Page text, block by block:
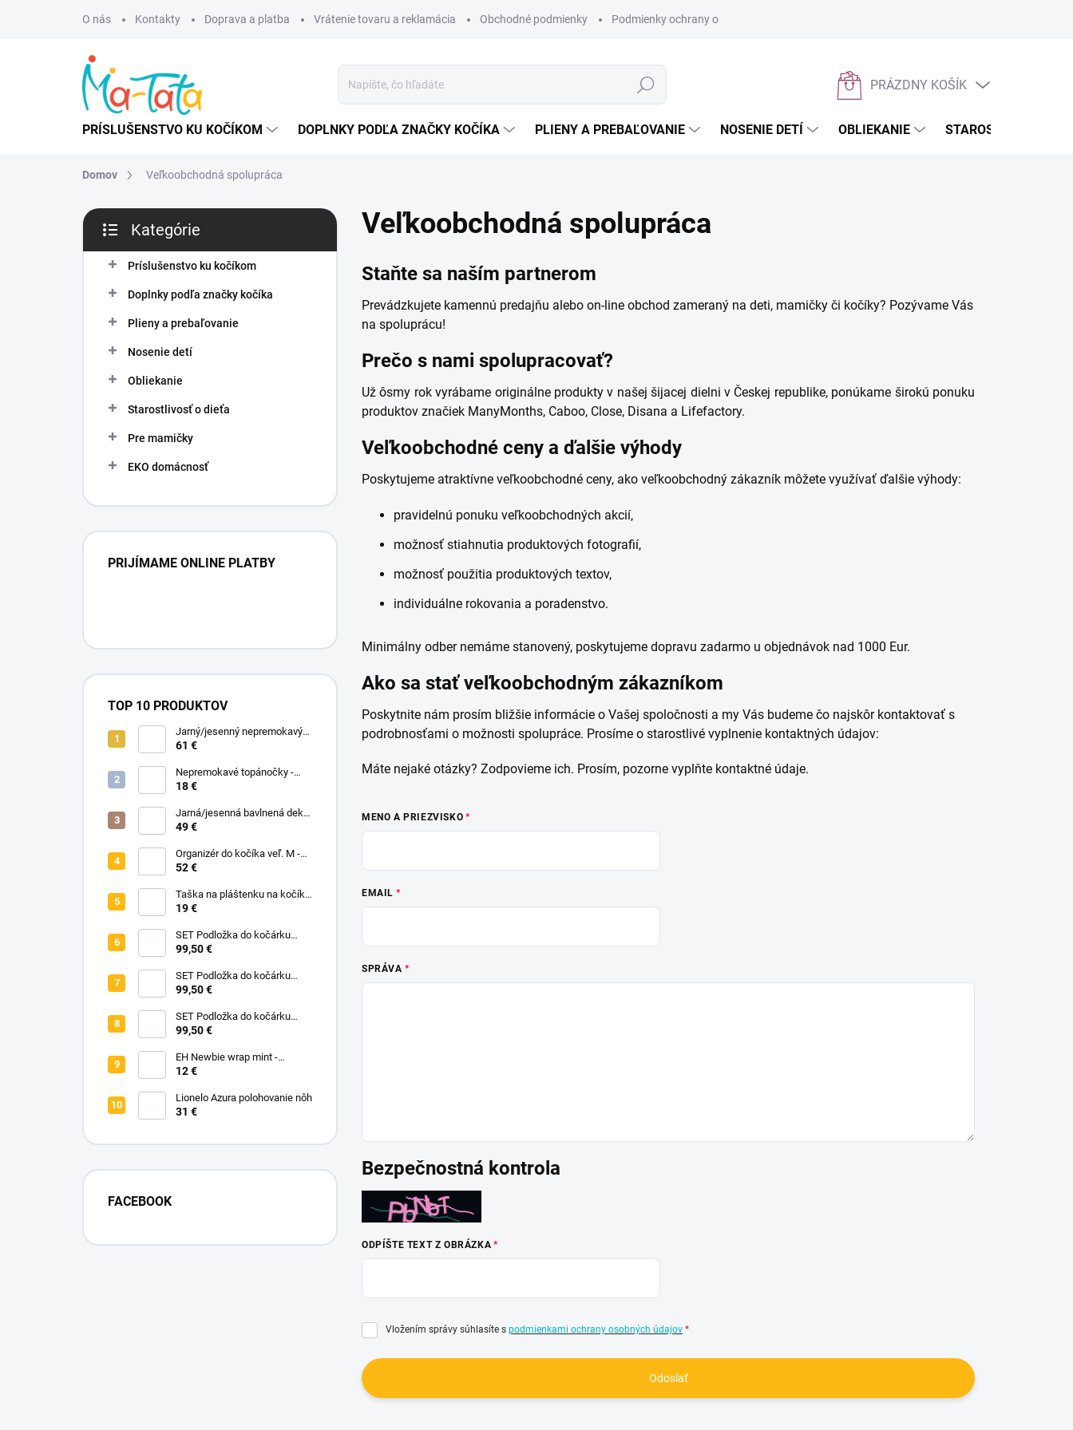
O nás Kontakty Doprava a platba Vrátenie tovaru a reklamácia Obchodné podmienky Podmienky ochrany osobných údajov
Hľadať
NÁKUPNÝ
PRÁZDNY KOŠÍK
PRÍSLUŠENSTVO KU KOČÍKOM DOPLNKY PODĽA ZNAČKY KOČÍKA PLIENY A PREBAĽOVANIE NOSENIE DETÍ OBLIEKANIE STAROSTLIVOSŤ O
Domov Veľkoobchodná spolupráca
B
č
kategórie
Kategórie
Príslušenstvo ku kočíkom
Doplnky podľa značky kočíka
Plieny a prebaľovanie
Nosenie detí
Obliekanie
Starostlivosť o dieťa
Pre mamičky
EKO domácnosť
PRIJÍMAME ONLINE PLATBY
TOP 10 PRODUKTOV
Jarný/jesenný nepremokavý
nánožník - Midnight Flowers
61 €
Nepremokavé topánočky -
Black Dots
18 €
Jarná/jesenná bavlnená deka
bez zipu - Pastelové kvety
49 €
Organizér do kočíka veľ. M -
čierna
52 €
Taška na pláštenku na kočík -
Na vyžiadanie
19 €
SET Podložka do kočárku
prodloužená - Flowers Birds +
copánková - Powder Pink
99,50 €
SET Podložka do kočárku
prodloužená - Bear +
copánková - Dark Grey
99,50 €
SET Podložka do kočárku
prodloužená - Animals +
copánková - Mustard
99,50 €
EH Newbie wrap mint -
novorodenecké vrchné
12 €
Lionelo Azura polohovanie nôh
31 €
FACEBOOK
Veľkoobchodná spolupráca
Staňte sa naším partnerom
Prevádzkujete kamennú predajňu alebo on-line obchod zameraný na deti, mamičky či kočíky? Pozývame Vás
na spoluprácu!
Prečo s nami spolupracovať?
Už ôsmy rok vyrábame originálne produkty v našej šijacej dielni v Českej republike, ponúkame širokú ponuku
produktov značiek ManyMonths, Caboo, Close, Disana a Lifefactory.
Veľkoobchodné ceny a ďalšie výhody
Poskytujeme atraktívne veľkoobchodné ceny, ako veľkoobchodný zákazník môžete využívať ďalšie výhody:
pravidelnú ponuku veľkoobchodných akcií,
možnosť stiahnutia produktových fotografií,
možnosť použitia produktových textov,
individuálne rokovania a poradenstvo.
Minimálny odber nemáme stanovený, poskytujeme dopravu zadarmo u objednávok nad 1000 Eur.
Ako sa stať veľkoobchodným zákazníkom
Poskytnite nám prosím bližšie informácie o Vašej spoločnosti a my Vás budeme čo najskôr kontaktovať s
podrobnosťami o možnosti spolupráce. Prosíme o starostlivé vyplnenie kontaktných údajov:
Máte nejaké otázky? Zodpovieme ich. Prosím, pozorne vyplňte kontaktné údaje.
MENO A PRIEZVISKO
EMAIL
SPRÁVA
Bezpečnostná kontrola
ODPÍŠTE TEXT Z OBRÁZKA
Vložením správy súhlasíte s podmienkami ochrany osobných údajov
Odoslať